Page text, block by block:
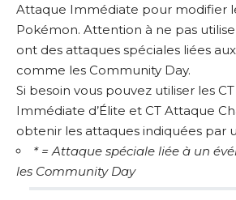
Attaque Immédiate pour modifier
Pokémon. Attention à ne pas
ont des attaques spéciales liées
comme les Community Day.
Si besoin vous pouvez utiliser les
Immédiate d’Élite et CT Attaque
obtenir les attaques indiquées par
* = Attaque spéciale liée à un
les Community Day